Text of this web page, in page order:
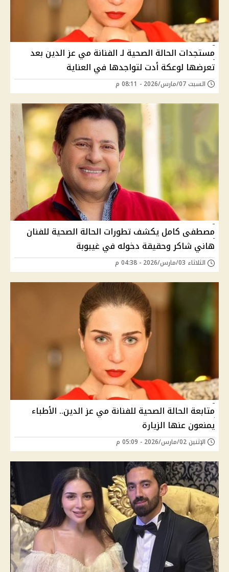
مستجدات الحالة الصحية لـ الفنانة مي عز الدين بعد
تعرضها لوعكة أدت لتواجدها في العناية
السبت 07/مارس/2026 - 08:11 م
مصطفى كامل يكشف تطورات الحالة الصحية للفنان
هاني شاكر وحقيقة دخوله في غيبوبة
الثلاثاء 03/مارس/2026 - 04:38 م
متابعة الحالة الصحية للفنانة مي عز الدين.. الأطباء
يمنعون عنها الزيارة
الإثنين 02/مارس/2026 - 05:09 م